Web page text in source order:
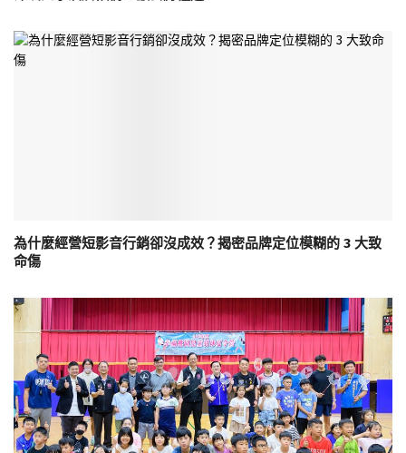
為什麼經營短影音行銷卻沒成效？揭密品牌定位模糊的 3 大致
命傷